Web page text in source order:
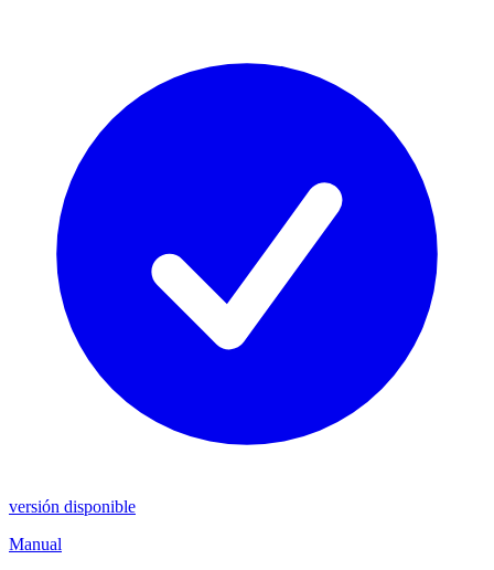
versión disponible
Manual